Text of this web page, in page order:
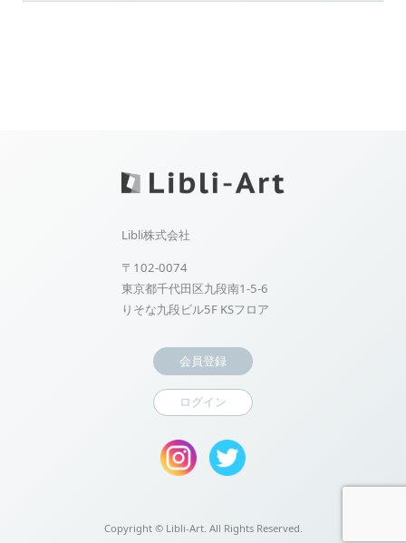
Libli株式会社
〒102-0074
東京都千代田区九段南1-5-6
りそな九段ビル5F KSフロア
会員登録
ログイン
Copyright ©Libli-Art. All Rights Reserved.